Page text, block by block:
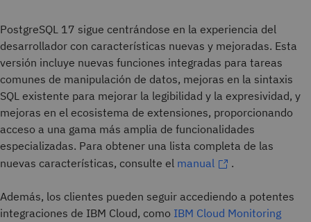
PostgreSQL 17 sigue centrándose en la experiencia del
desarrollador con características nuevas y mejoradas. Esta
versión incluye nuevas funciones integradas para tareas
comunes de manipulación de datos, mejoras en la sintaxis
SQL existente para mejorar la legibilidad y la expresividad, y
mejoras en el ecosistema de extensiones, proporcionando
acceso a una gama más amplia de funcionalidades
especializadas. Para obtener una lista completa de las
nuevas características, consulte el manual .
Además, los clientes pueden seguir accediendo a potentes
integraciones de IBM Cloud, como IBM Cloud Monitoring